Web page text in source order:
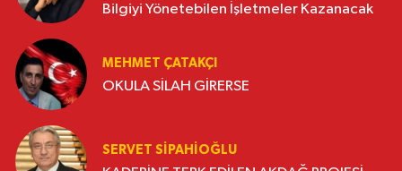
Bilgiyi Yönetebilen İşletmeler Kazanacak
MEHMET ÇATAKÇI
OKULA SİLAH GİRERSE
SERVET SİPAHİOĞLU